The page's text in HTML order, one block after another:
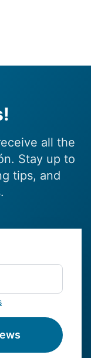
all the
Stay up to
tips, and